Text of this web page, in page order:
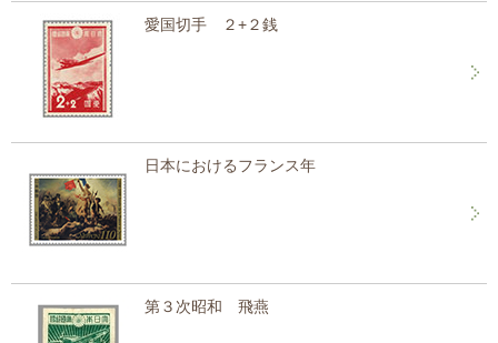
愛国切手 ２+２銭
日本におけるフランス年
第３次昭和 飛燕